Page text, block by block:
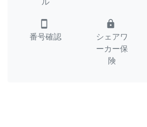
ル
smartphone
番号確認
lock
シェアワ
ーカー保
険